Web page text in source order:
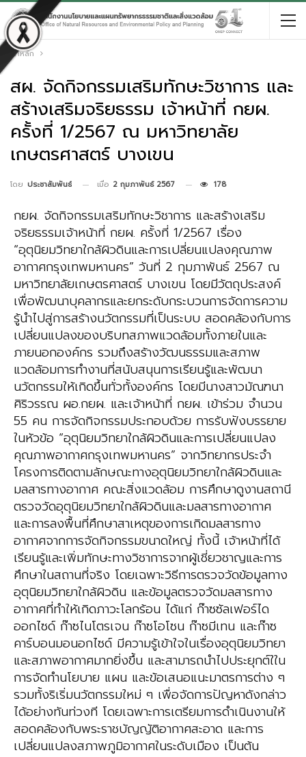
หน้าหลัก
สผ. จัดกิจกรรมเสริมทักษะวิชาการ และ
สร้างเสริมจริยธรรม เจ้าหน้าที่ กยผ.
ครั้งที่ 1/2567 ณ มหาวิทยาลัย
เกษตรศาสตร์ บางเขน
โดย ประชาสัมพันธ์ เมื่อ 2 กุมภาพันธ์ 2567 178
กยผ. จัดกิจกรรมเสริมทักษะวิชาการ และสร้างเสริม
จริยธรรมเจ้าหน้าที่ กยผ. ครั้งที่ 1/2567 เรื่อง
“อุตุนิยมวิทยาใกล้ผิวดินและการเปลี่ยนแปลงคุณภาพ
อากาศกรุงเทพมหานคร” วันที่ 2 กุมภาพันธ์ 2567 ณ
มหาวิทยาลัยเกษตรศาสตร์ บางเขน โดยมีวัตถุประสงค์
เพื่อพัฒนาบุคลากรและยกระดับกระบวนการจัดการความ
รู้นำไปสู่การสร้างนวัตกรรมที่เป็นระบบ สอดคล้องกับการ
เปลี่ยนแปลงของบริบทสภาพแวดล้อมทั้งภายในและ
ภายนอกองค์กร รวมถึงสร้างวัฒนธรรมและสภาพ
แวดล้อมการทำงานที่สนับสนุนการเรียนรู้และพัฒนา
นวัตกรรมให้เกิดขึ้นทั่วทั้งองค์กร โดยมีนางสาวมัณฑนา
ศิริวรรณ ผอ.กยผ. และเจ้าหน้าที่ กยผ. เข้าร่วม จำนวน
55 คน การจัดกิจกรรมประกอบด้วย การรับฟังบรรยาย
ในหัวข้อ “อุตุนิยมวิทยาใกล้ผิวดินและการเปลี่ยนแปลง
คุณภาพอากาศกรุงเทพมหานคร” จากวิทยากรประจำ
โครงการติดตามลักษณะทางอุตุนิยมวิทยาใกล้ผิวดินและ
มลสารทางอากาศ คณะสิ่งแวดล้อม การศึกษาดูงานสถานี
ตรวจวัดอุตุนิยมวิทยาใกล้ผิวดินและมลสารทางอากาศ
และการลงพื้นที่ศึกษาสาเหตุของการเกิดมลสารทาง
อากาศจากการจัดกิจกรรมขนาดใหญ่ ทั้งนี้ เจ้าหน้าที่ได้
เรียนรู้และเพิ่มทักษะทางวิชาการจากผู้เชี่ยวชาญและการ
ศึกษาในสถานที่จริง โดยเฉพาะวิธีการตรวจวัดข้อมูลทาง
อุตุนิยมวิทยาใกล้ผิวดิน และข้อมูลตรวจวัดมลสารทาง
อากาศที่ทำให้เกิดภาวะโลกร้อน ได้แก่ ก๊าซซัลเฟอร์ได
ออกไซด์ ก๊าซไนโตรเจน ก๊าซโอโซน ก๊าซมีเทน และก๊าซ
คาร์บอนมอนอกไซด์ มีความรู้เข้าใจในเรื่องอุตุนิยมวิทยา
และสภาพอากาศมากยิ่งขึ้น และสามารถนำไปประยุกต์ใใน
การจัดทำนโยบาย แผน และข้อเสนอแนะมาตรการต่าง ๆ
รวมทั้งริเริ่มนวัตกรรมใหม่ ๆ เพื่อจัดการปัญหาดังกล่าว
ได้อย่างทันท่วงที โดยเฉพาะการเตรียมการดำเนินงานให้
สอดคล้องกับพระราชบัญญัติอากาศสะอาด และการ
เปลี่ยนแปลงสภาพภูมิอากาศในระดับเมือง เป็นต้น